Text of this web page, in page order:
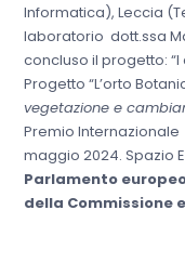
Informatica), Leccia
laboratorio dott.ssa
concluso il progetto:
Progetto “L’orto
vegetazione e
Premio Internazionale
maggio 2024. Spazio
Parlamento
della Commissione